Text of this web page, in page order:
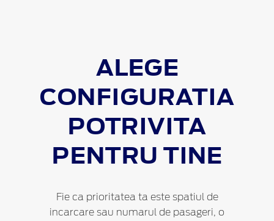
ALEGE
CONFIGURATIA
POTRIVITA
PENTRU TINE
Fie ca prioritatea ta este spatiul de
incarcare sau numarul de pasageri, o